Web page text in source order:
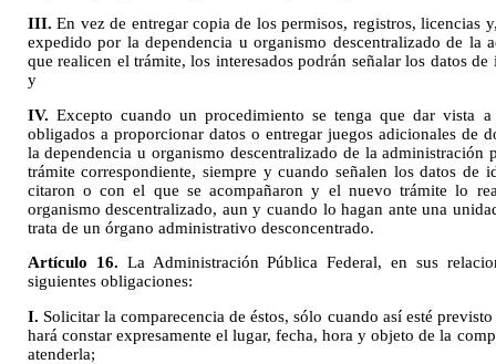
III.En vez de entregar copia de los permisos, registros, licencias
expedido por la dependencia u organismo descentralizado de la
que realicen el trámite, los interesados podrán señalar los datos
y
IV. Excepto cuando un procedimiento se tenga que dar vista a
obligados a proporcionar datos o entregar juegos adicionales de
la dependencia u organismo descentralizado de la administración
trámite correspondiente, siempre y cuando señalen los datos de
citaron o con el que se acompañaron y el nuevo trámite lo
organismo descentralizado, aun y cuando lo hagan ante una
trata de un órgano administrativo desconcentrado.
Artículo 16. La Administración Pública Federal, en sus
siguientes obligaciones:
I. Solicitar la comparecencia de éstos, sólo cuando así esté
hará constar expresamente el lugar, fecha, hora y objeto de la
atenderla;